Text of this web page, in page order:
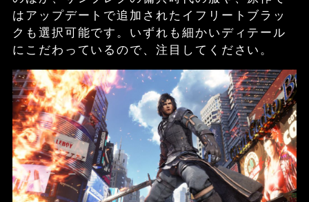
はアップデートで追加されたイフリートブラッ
クも選択可能です。いずれも細かいディテール
にこだわっているので、注目してください。